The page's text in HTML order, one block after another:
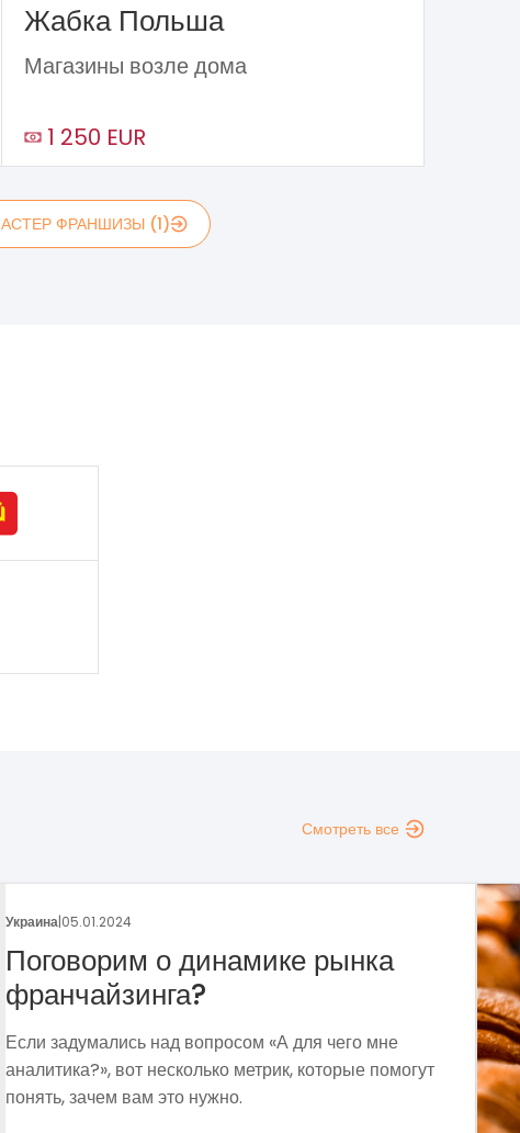
Жабка Польша
Магазины возле дома
1 250 EUR
ФРАНШИЗЫ (1)
Смотреть все
Украина|29.12.2023
Франшиза пекарни «Сито»
Методом собственных проб и поисков мы
сформировали прибыльную бизнес-модель,
выдерживающую экономическую нестабильность и
вызовы современности.